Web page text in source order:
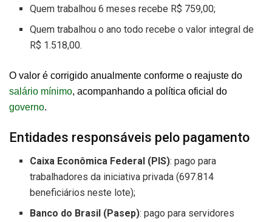
Quem trabalhou 6 meses recebe R$ 759,00;
Quem trabalhou o ano todo recebe o valor integral de
R$ 1.518,00.
O valor é corrigido anualmente conforme o reajuste do
salário mínimo, acompanhando a política oficial do
governo.
Entidades responsáveis pelo pagamento
Caixa Econômica Federal (PIS): pago para
trabalhadores da iniciativa privada (697.814
beneficiários neste lote);
Banco do Brasil (Pasep): pago para servidores